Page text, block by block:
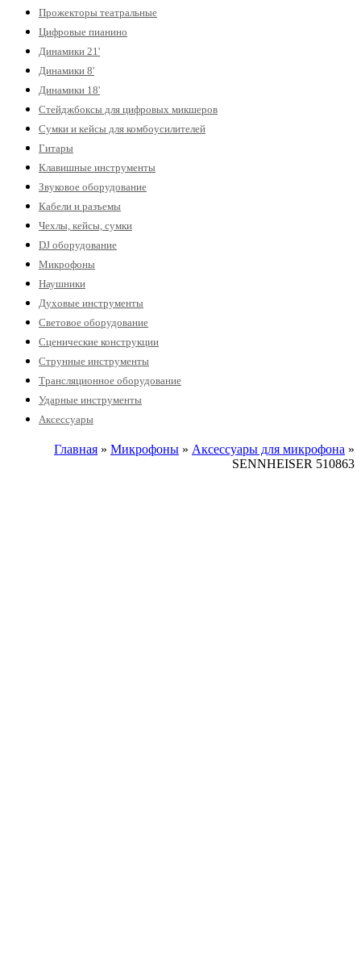
Прожекторы театральные
Цифровые пианино
Динамики 21'
Динамики 8'
Динамики 18'
Стейджбоксы для цифровых микшеров
Сумки и кейсы для комбоусилителей
Гитары
Клавишные инструменты
Звуковое оборудование
Кабели и разъемы
Чехлы, кейсы, сумки
DJ оборудование
Микрофоны
Наушники
Духовые инструменты
Световое оборудование
Сценические конструкции
Струнные инструменты
Трансляционное оборудование
Ударные инструменты
Аксессуары
Главная » Микрофоны » Аксессуары для микрофона »
SENNHEISER 510863